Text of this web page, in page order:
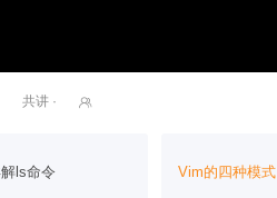
共讲 · 
ls命令 Vim的四种模式